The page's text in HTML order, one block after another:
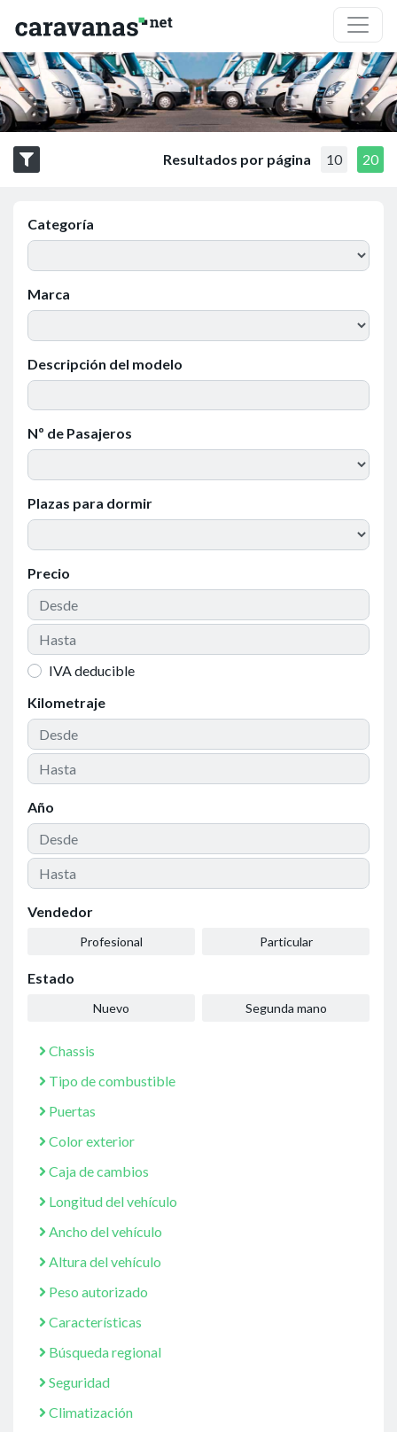
Resultados por página 10 20
Categoría
Marca
Descripción del modelo
Nº de Pasajeros
Plazas para dormir
Precio
IVA deducible
Kilometraje
Año
Vendedor
Profesional Particular
Estado
Nuevo Segunda mano
Chassis
Tipo de combustible
Puertas
Color exterior
Caja de cambios
Longitud del vehículo
Ancho del vehículo
Altura del vehículo
Peso autorizado
Características
Búsqueda regional
Seguridad
Climatización